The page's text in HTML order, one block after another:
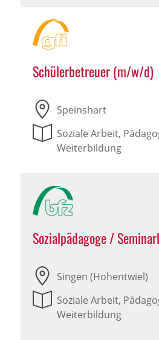
Schülerbetreuer (m/w/d)
Speinshart
Soziale Arbeit,
Weiterbildung
Sozialpädagoge /
Singen (Hohentwiel)
Soziale Arbeit,
Weiterbildung